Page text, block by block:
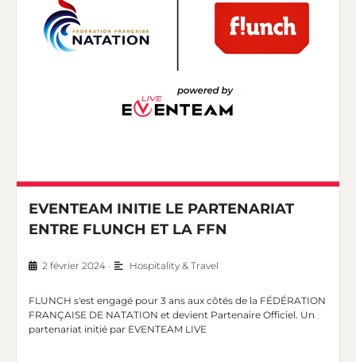
EVENTEAM INITIE LE PARTENARIAT
ENTRE FLUNCH ET LA FFN
2 février 2024 • Hospitality & Travel
FLUNCH s'est engagé pour 3 ans aux côtés de la FÉDÉRATION
FRANÇAISE DE NATATION et devient Partenaire Officiel. Un
partenariat initié par EVENTEAM LIVE